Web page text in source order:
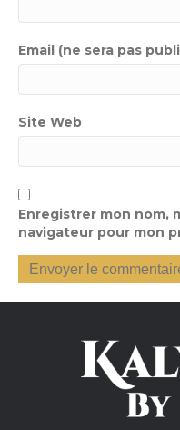
Email (ne sera pas
Site Web
Enregistrer mon nom,
navigateur pour mon